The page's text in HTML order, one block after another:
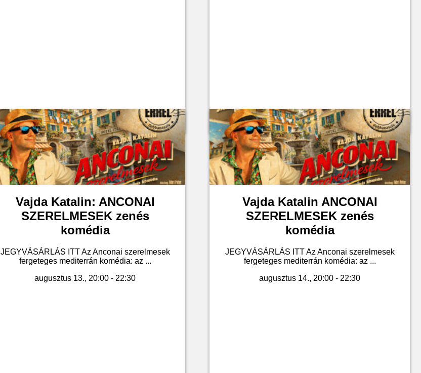
Jegyvásárlás Jegyvásárlás
Vajda Katalin: ANCONAI
SZERELMESEK zenés
komédia
JEGYVÁSÁRLÁS ITT Az Anconai szerelmesek
fergeteges mediterrán komédia: az ...
augusztus 13., 20:00 - 22:30
Vajda Katalin ANCONAI
SZERELMESEK zenés
komédia
JEGYVÁSÁRLÁS ITT Az Anconai szerelmesek
fergeteges mediterrán komédia: az ...
augusztus 14., 20:00 - 22:30